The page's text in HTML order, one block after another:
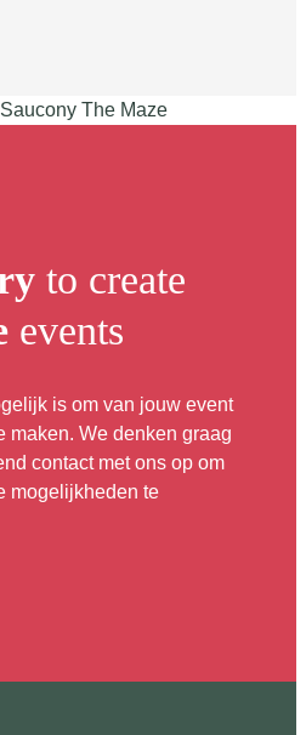
Saucony The Maze
to create
events
is om van jouw event
maken. We denken graag
contact met ons op om
mogelijkheden te